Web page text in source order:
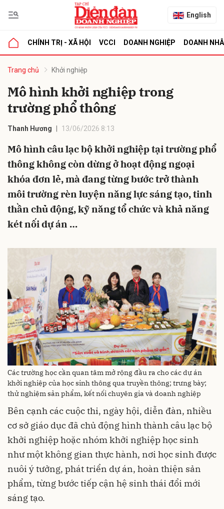
English
CHÍNH TRỊ - XÃ HỘI VCCI DOANH NGHIỆP DOANH
Trang chủ Khởi nghiệp
Mô hình khởi nghiệp trong
trường phổ thông
Thanh Hương 13/06/2026 8:13
Mô hình câu lạc bộ khởi nghiệp tại trường phổ
thông không còn dừng ở hoạt động ngoại
khóa đơn lẻ, mà đang từng bước trở thành
môi trường rèn luyện năng lực sáng tạo, tinh
thần chủ động, kỹ năng tổ chức và khả năng
két nối dự án …
Các trường học cần quan tâm mở rộng đầu ra cho các dự án
khởi nghiệp của học sinh thông qua truyền thông; trưng bày;
thử nghiệm sản phẩm, kết nối chuyên gia và doanh nghiệp
Bên cạnh các cuộc thi, ngày hội, diễn đàn, nhiều
cơ sở giáo dục đã chủ động hình thành câu lạc bộ
khởi nghiệp hoặc nhóm khởi nghiệp học sinh
như một không gian thực hành, nơi học sinh được
nuôi ý tưởng, phát triển dự án, hoàn thiện sản
phẩm, từng bước tiếp cận hệ sinh thái đổi mới
sáng tạo.
luận
Hủy